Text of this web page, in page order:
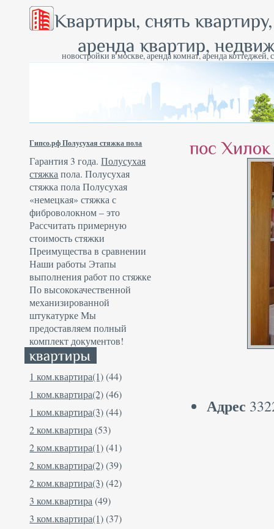
новостройки в москве, аренда комнат, аренда
Гипсо.рф Полусухая стяжка пола
Гарантия 3 года.Полусухая
стяжка пола. Полусухая
стяжка пола Полусухая
«немецкая» стяжка с
фиброволокном – это
Рассчитать примерную
стоимость стяжки
Преимущества в сравнении
Наши работы Этапы
выполнения работ по стяжке
По высококачественной
механизированной
штукатурке Мы
предоставляем полный
комплект документов!
1 ком.квартира(1)(44)
1 ком.квартира(2)(46)
1 ком.квартира(3)(44)
2 ком.квартира (53)
2 ком.квартира(1)(41)
2 ком.квартира(2)(39)
2 ком.квартира(3)(42)
3 ком.квартира (49)
3 ком.квартира(1)(37)
Адрес